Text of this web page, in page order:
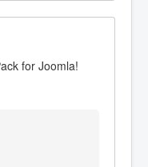
for Joomla!